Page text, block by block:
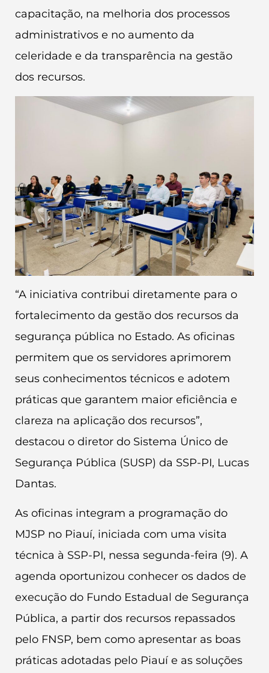
capacitação, na melhoria dos processos
administrativos e no aumento da
celeridade e da transparência na gestão
dos recursos.
“A iniciativa contribui diretamente para o
fortalecimento da gestão dos recursos da
segurança pública no Estado. As oficinas
permitem que os servidores aprimorem
seus conhecimentos técnicos e adotem
práticas que garantem maior eficiência e
clareza na aplicação dos recursos”,
destacou o diretor do Sistema Único de
Segurança Pública (SUSP) da SSP-PI, Lucas
Dantas.
As oficinas integram a programação do
MJSP no Piauí, iniciada com uma visita
técnica à SSP-PI, nessa segunda-feira (9). A
agenda oportunizou conhecer os dados de
execução do Fundo Estadual de Segurança
Pública, a partir dos recursos repassados
pelo FNSP, bem como apresentar as boas
práticas adotadas pelo Piauí e as soluções